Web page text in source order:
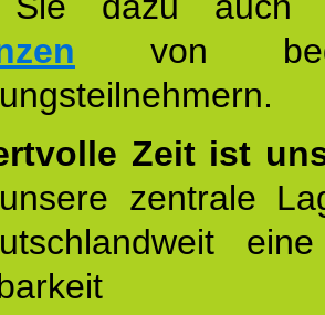
von
Zeit ist
zentrale